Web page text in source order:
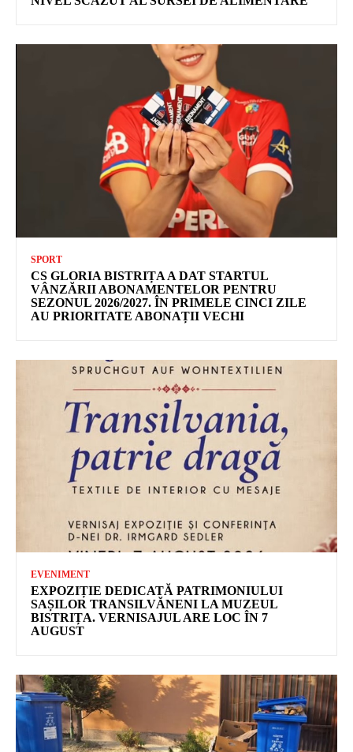
SPORT
CS GLORIA BISTRIȚA A DAT STARTUL
VÂNZĂRII ABONAMENTELOR PENTRU
SEZONUL 2026/2027. ÎN PRIMELE CINCI ZILE
AU PRIORITATE ABONAȚII VECHI
EVENIMENT
EXPOZIȚIE DEDICATĂ PATRIMONIULUI
SAȘILOR TRANSILVĂNENI LA MUZEUL
BISTRIȚA. VERNISAJUL ARE LOC ÎN 7
AUGUST